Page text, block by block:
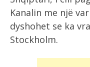
Kanalin me një
dyshohet se ka
Stockholm.